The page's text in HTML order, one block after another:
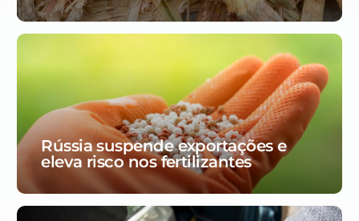
Rússia suspende exportações e
eleva risco nos fertilizantes